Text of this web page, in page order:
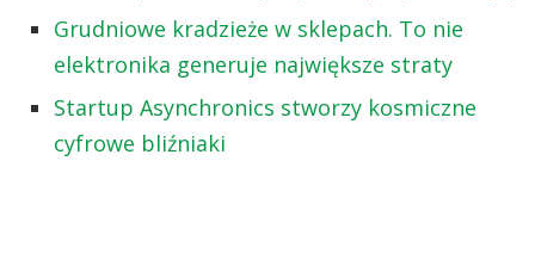
Grudniowe kradzieże w sklepach. To nie
elektronika generuje największe straty
Startup Asynchronics stworzy kosmiczne
cyfrowe bliźniaki